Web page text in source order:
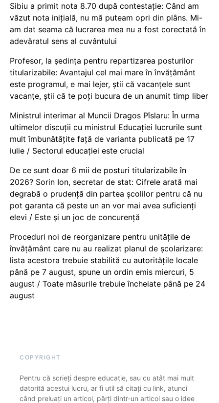
Sibiu a primit nota 8.70 după contestație: Când am
văzut nota inițială, nu mă puteam opri din plâns. Mi-
am dat seama că lucrarea mea nu a fost corectată în
adevăratul sens al cuvântului
Profesor, la ședința pentru repartizarea posturilor
titularizabile: Avantajul cel mai mare în învățământ
este programul, e mai lejer, știi că vacanțele sunt
vacanţe, știi că te poți bucura de un anumit timp liber
Ministrul interimar al Muncii Dragos Pîslaru: În urma
ultimelor discuții cu ministrul Educației lucrurile sunt
mult îmbunătățite față de varianta publicată pe 17
iulie / Sectorul educației este crucial
De ce sunt doar 6 mii de posturi titularizabile în
2026? Sorin Ion, secretar de stat: Cifrele arată mai
degrabă o prudență din partea școlilor pentru că nu
pot garanta că peste un an vor mai avea suficienți
elevi / Este și un joc de concurență
Proceduri noi de reorganizare pentru unitățile de
învățământ care nu au realizat planul de școlarizare:
lista acestora trebuie stabilită cu autoritățile locale
până pe 7 august, spune un ordin emis miercuri, 5
august / Toate măsurile trebuie încheiate până pe 24
august
COPYRIGHT
Pentru că scrieți despre educație, sau cu atât mai mult
datorită acestui lucru, ar fi util să citați cu link, atunci
când preluați un articol, părți dintr-un articol sau o idee